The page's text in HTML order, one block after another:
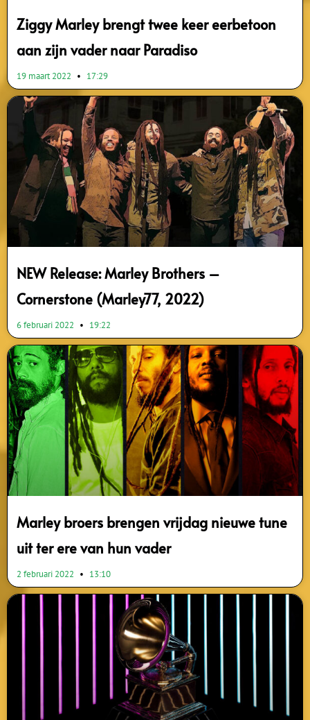
Ziggy Marley brengt twee keer eerbetoon
aan zijn vader naar Paradiso
19 maart 2022 17:29
NEW Release: Marley Brothers –
Cornerstone (Marley77, 2022)
6 februari 2022 19:22
Marley broers brengen vrijdag nieuwe tune
uit ter ere van hun vader
2 februari 2022 13:10